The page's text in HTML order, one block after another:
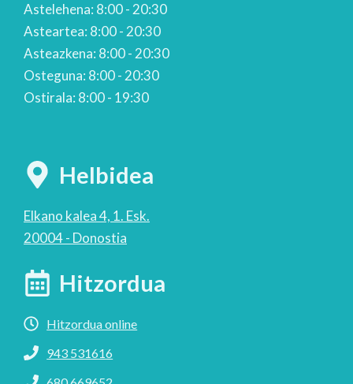
Astelehena: 8:00 - 20:30
Asteartea: 8:00 - 20:30
Asteazkena: 8:00 - 20:30
Osteguna: 8:00 - 20:30
Ostirala: 8:00 - 19:30
Helbidea
Elkano kalea 4, 1. Esk.
20004 - Donostia
Hitzordua
Hitzordua online
943 531616